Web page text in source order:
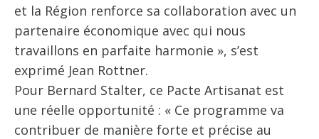
et la Région renforce sa collaboration avec un
partenaire économique avec qui nous
travaillons en parfaite harmonie », s’est
exprimé Jean Rottner.
Pour Bernard Stalter, ce Pacte Artisanat est
une réelle opportunité : « Ce programme va
contribuer de manière forte et précise au